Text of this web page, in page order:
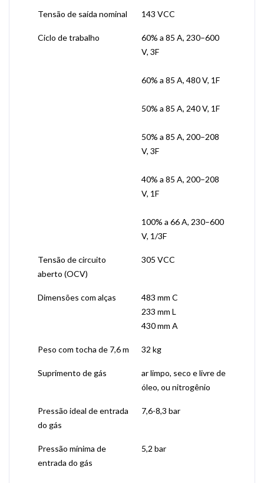
Tensão de saída nominal 143 VCC
Ciclo de trabalho
60% a 85 A, 230–600
V, 3F
60% a 85 A, 480 V, 1F
50% a 85 A, 240 V, 1F
50% a 85 A, 200–208
V, 3F
40% a 85 A, 200–208
V, 1F
100% a 66 A, 230–600
V, 1/3F
Tensão de circuito
aberto (OCV)
305 VCC
Dimensões com alças
483 mm C
233 mm L
430 mm A
Peso com tocha de 7,6 m 32 kg
Suprimento de gás
ar limpo, seco e livre de
óleo, ou nitrogênio
Pressão ideal de entrada
do gás
7,6-8,3 bar
Pressão mínima de
entrada do gás
5,2 bar